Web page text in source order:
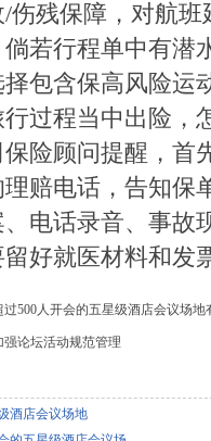
伤残保障，对航
若行程单中有潜
择包含保高风险运
程当中出险，
险顾问提醒，首
赔电话，告知保
电话录音、事故
好就医材料和发
500人开会的五星级酒店会议场地
强论坛活动规范管理
酒店会议场地